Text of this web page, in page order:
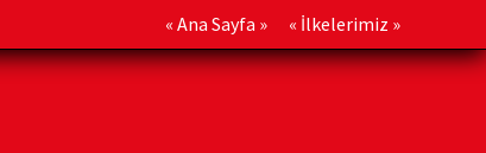
« Ana Sayfa » « İlkelerimiz »